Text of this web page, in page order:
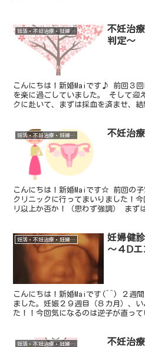
妊活・不妊治療・妊婦健診
不妊治
判定～
こんにちは！新婚Maiです♪ 前回３
を楽に過ごしていました。 そして迎
クに赴いて、まずは採血を済ませ、
妊活・不妊治療・妊婦健診 不妊治
こんにちは！新婚Maiです☆ 前回の
クリニックに行ってまいりました！
リ以上か否か！（思わず強調） まず
妊活・不妊治療・妊婦健診
妊婦健
～４Ⅾエ
こんにちは！新婚Maiです(^^) ２週
ました。妊娠２９週目（８カ月）、
た！！今回気になるのは逆子が直っ
妊活・不妊治療・妊婦健診 不妊治